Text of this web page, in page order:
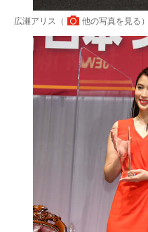
広瀬アリス（ 他の写真を見る ）